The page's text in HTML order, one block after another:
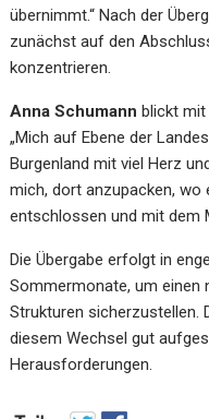
übernimmt.“ Nach der
zunächst auf den
konzentrieren.
Anna Schumann blickt mit
„Mich auf Ebene der
Burgenland mit viel Herz
mich, dort anzupacken,
entschlossen und mit dem
Die Übergabe erfolgt in
Sommermonate, um einen
Strukturen sicherzustellen.
diesem Wechsel gut
Herausforderungen.